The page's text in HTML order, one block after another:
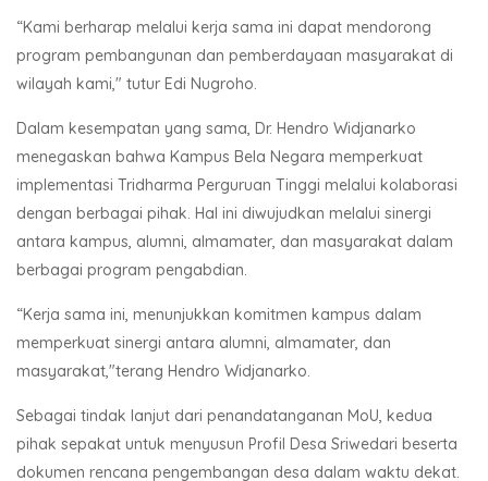
“Kami berharap melalui kerja sama ini dapat mendorong
program pembangunan dan pemberdayaan masyarakat di
wilayah kami," tutur Edi Nugroho.
Dalam kesempatan yang sama, Dr. Hendro Widjanarko
menegaskan bahwa Kampus Bela Negara memperkuat
implementasi Tridharma Perguruan Tinggi melalui kolaborasi
dengan berbagai pihak. Hal ini diwujudkan melalui sinergi
antara kampus, alumni, almamater, dan masyarakat dalam
berbagai program pengabdian.
“Kerja sama ini, menunjukkan komitmen kampus dalam
memperkuat sinergi antara alumni, almamater, dan
masyarakat,"terang Hendro Widjanarko.
Sebagai tindak lanjut dari penandatanganan MoU, kedua
pihak sepakat untuk menyusun Profil Desa Sriwedari beserta
dokumen rencana pengembangan desa dalam waktu dekat.